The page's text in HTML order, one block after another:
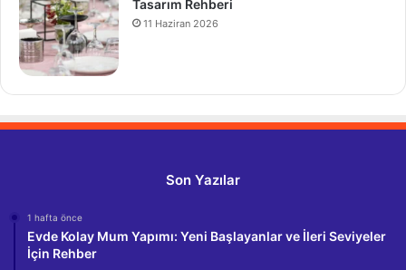
Tasarım Rehberi
11 Haziran 2026
Son Yazılar
1 hafta önce
Evde Kolay Mum Yapımı: Yeni Başlayanlar ve İleri Seviyeler
İçin Rehber